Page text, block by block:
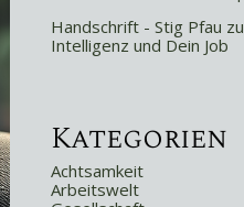
Handschrift - Stig Pfau zu
Intelligenz und Dein Job
Kategorien
Achtsamkeit
Arbeitswelt